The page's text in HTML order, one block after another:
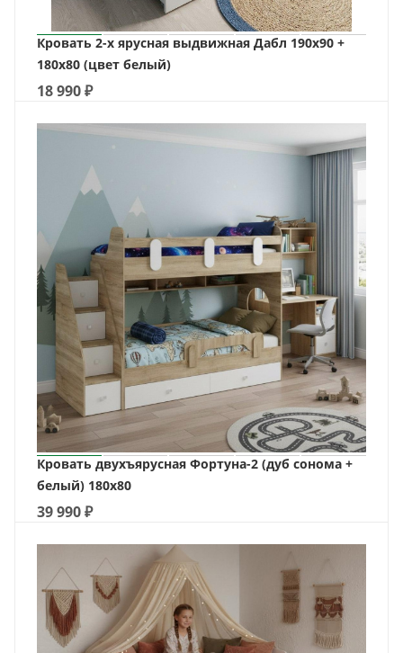
Кровать 2-х ярусная выдвижная Дабл 190х90 +
180х80 (цвет белый)
18 990₽
Кровать двухъярусная Фортуна-2 (дуб сонома +
белый) 180х80
39 990₽